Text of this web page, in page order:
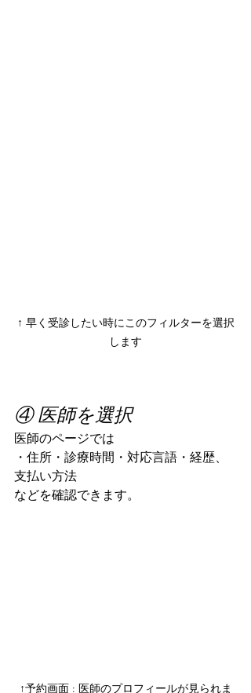
↑ 早く受診したい時にこのフィルターを選択
します
④ 医師を選択
医師のページでは
・住所・診療時間・対応言語・経歴、
支払い方法
などを確認できます。
↑予約画面 : 医師のプロフィールが見られま